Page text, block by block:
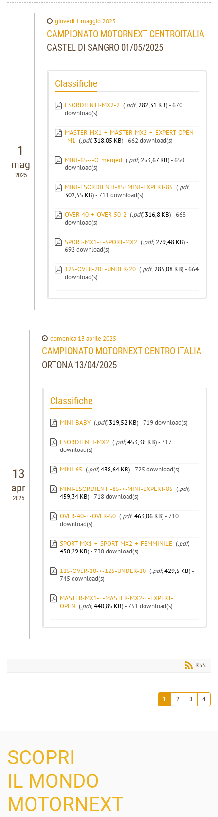
1
mag
2025
giovedì 1 maggio 2025
CAMPIONATO MOTORNEXT CENTROITALIA
CASTEL DI SANGRO 01/05/2025
Classifiche
ESORDIENTI-MX2-2 (.pdf,282,31 KB) - 670
download(s)
MASTER-MX1-+-MASTER-MX2-+-EXPERT-OPEN--
-M1 (.pdf, 318,05 KB) - 662 download(s)
MINI-65---Q_merged (.pdf,253,67 KB) - 650
download(s)
MINI-ESORDIENTI-85+MINI-EXPERT-85 (.pdf,
302,55 KB) - 711 download(s)
OVER-40-+-OVER-50-2 (.pdf, 316,8 KB) - 668
download(s)
SPORT-MX1-+-SPORT-MX2 (.pdf,279,48 KB) -
692 download(s)
125-OVER-20+-UNDER-20 (.pdf,285,08 KB) - 664
download(s)
13
apr
2025
domenica 13 aprile 2025
CAMPIONATO MOTORNEXT CENTRO ITALIA
ORTONA 13/04/2025
Classifiche
MINI-BABY (.pdf, 319,52 KB) - 719 download(s)
ESORDIENTI-MX2 (.pdf,453,38 KB) - 717
download(s)
MINI-65 (.pdf,438,64 KB) - 725 download(s)
MINI-ESORDIENTI-85-+-MINI-EXPERT-85 (.pdf,
459,34 KB) - 718 download(s)
OVER-40-+-OVER-50 (.pdf,463,06 KB) - 710
download(s)
SPORT-MX1-+-SPORT-MX2-+-FEMMINILE (.pdf,
458,29 KB) - 738 download(s)
125-OVER-20-+-125-UNDER-20 (.pdf,429,5 KB) -
745 download(s)
MASTER-MX1-+-MASTER-MX2-+-EXPERT-
OPEN (.pdf,440,85 KB) - 751 download(s)
RSS
1 2 3 4
SCOPRI
IL MONDO
MOTORNEXT